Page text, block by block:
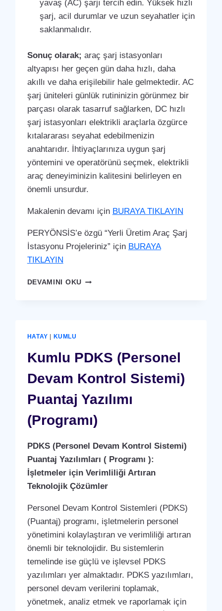
yavaş (AC) şarjı tercih edin. Yüksek hızlı
şarj, acil durumlar ve uzun seyahatler için
saklanmalıdır.
Sonuç olarak; araç şarj istasyonları
altyapısı her geçen gün daha hızlı, daha
akıllı ve daha erişilebilir hale gelmektedir. AC
şarj üniteleri günlük rutininizin görünmez bir
parçası olarak tasarruf sağlarken, DC hızlı
şarj istasyonları elektrikli araçlarla özgürce
kıtalararası seyahat edebilmenizin
anahtarıdır. İhtiyaçlarınıza uygun şarj
yöntemini ve operatörünü seçmek, elektrikli
araç deneyiminizin kalitesini belirleyen en
önemli unsurdur.
Makalenin devamı için BURAYA TIKLAYIN
PERYÖNSİS’e özgü “Yerli Üretim Araç Şarj
İstasyonu Projeleriniz” için BURAYA
TIKLAYIN
DEVAMINI OKUKUMLU
HATAY KUMLU
Kumlu PDKS (Personel
Devam Kontrol Sistemi)
Puantaj Yazılımı
(Programı)
PDKS (Personel Devam Kontrol Sistemi)
Puantaj Yazılımları ( Programı ):
İşletmeler için Verimliliği Artıran
Teknolojik Çözümler
Personel Devam Kontrol Sistemleri (PDKS)
(Puantaj) programı, işletmelerin personel
yönetimini kolaylaştıran ve verimliliği artıran
önemli bir teknolojidir. Bu sistemlerin
temelinde ise güçlü ve işlevsel PDKS
yazılımları yer almaktadır. PDKS yazılımları,
personel devam verilerini toplamak,
yönetmek, analiz etmek ve raporlamak için